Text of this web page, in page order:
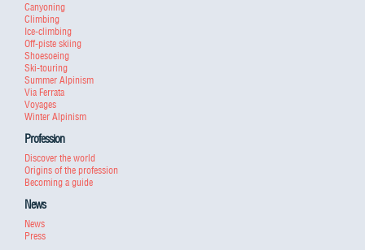
Canyoning
Climbing
Ice-climbing
Off-piste skiing
Shoesoeing
Ski-touring
Summer Alpinism
Via Ferrata
Voyages
Winter Alpinism
Profession
Discover the world
Origins of the profession
Becoming a guide
News
News
Press